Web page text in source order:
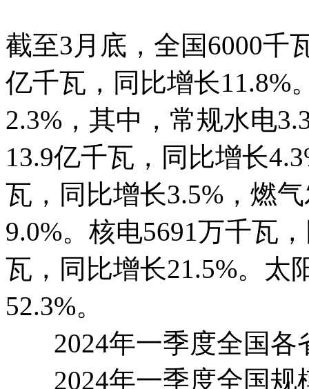
截至3月底，全国6000千
亿千瓦，同比增长11.8%
2.3%，其中，常规水电
13.9亿千瓦，同比增长
瓦，同比增长3.5%，燃
9.0%。核电5691万千瓦
瓦，同比增长21.5%。太
52.3%。
2024年一季度全国各
2024年一季度全国规